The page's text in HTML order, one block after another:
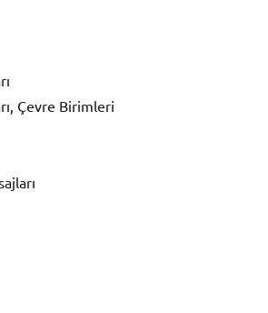
Çevre Birimleri